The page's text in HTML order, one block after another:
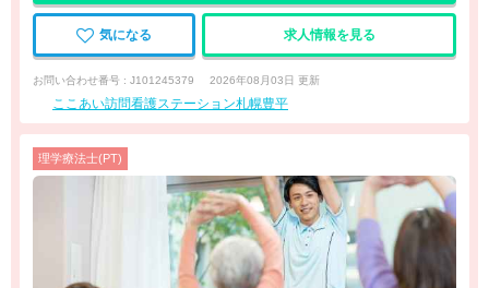
気になる 求人情報を見る
お問い合わせ番号 : J101245379 2026年08月03日 更新
ここあい訪問看護ステーション札幌豊平
理学療法士(PT)